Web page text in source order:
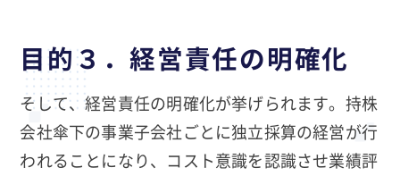
目的３．経営責任の明確化
そして、経営責任の明確化が挙げられます。持株
会社傘下の事業子会社ごとに独立採算の経営が行
われることになり、コスト意識を認識させ業績評